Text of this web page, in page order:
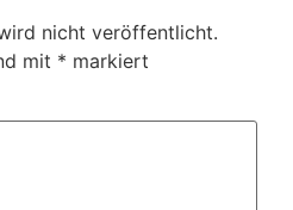
nicht veröffentlicht.
mit * markiert